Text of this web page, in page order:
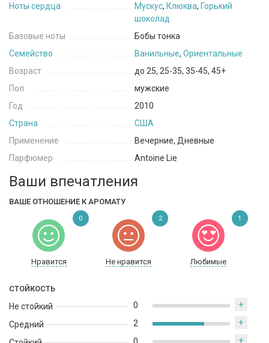
Ноты сердца
Мускус, Клюква, Горький
шоколад
Базовые ноты
Бобы тонка
Семейство
Ванильные, Ориентальные
Возраст
до 25, 25-35, 35-45, 45+
Пол
мужские
Год
2010
Страна
США
Применение
Вечерние, Дневные
Парфюмер
Antoine Lie
Ваши впечатления
ВАШЕ ОТНОШЕНИЕ К АРОМАТУ
Нравится Не нравится Любимые
0 2 1
СТОЙКОСТЬ
Не стойкий
Средний
0 +
2 +
+